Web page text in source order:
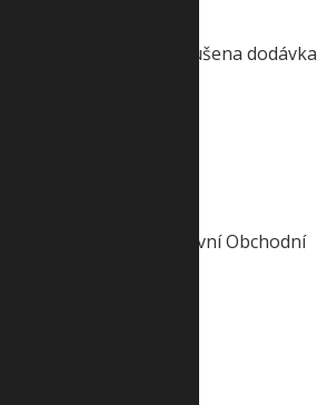
v distribuční síti přerušena dodávka
službySmluvní Obchodní